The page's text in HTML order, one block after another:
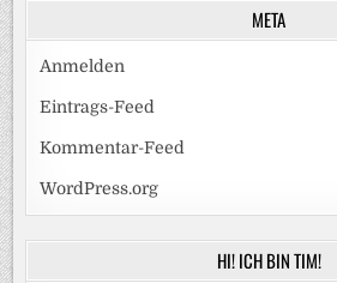
META
Anmelden
Eintrags-Feed
Kommentar-Feed
WordPress.org
HI! ICH BIN TIM!